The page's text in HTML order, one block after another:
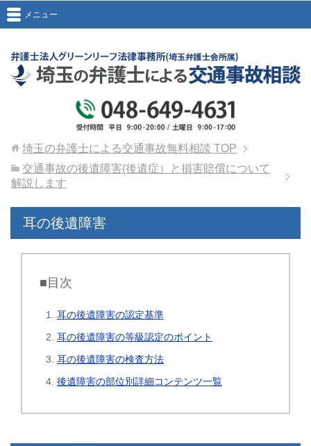
メニュー
埼玉の弁護士による交通事故無料相談 TOP
交通事故の後遺障害(後遺症）と損害賠償について
解説します
耳の後遺障害
■目次
耳の後遺障害の認定基準
耳の後遺障害の等級認定のポイント
耳の後遺障害の検査方法
後遺障害の部位別詳細コンテンツ一覧